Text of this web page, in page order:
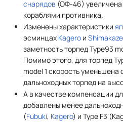
снарядов (ОФ-46) увеличена
кораблями противника.
Изменены характеристики
эсминцах Kagero иShimakaze
заметность торпед Type93
Помимо этого, для торпед
model 1 скорость уменьшена
дальноходных торпед на
А в качестве компенсации
добавлены менее
(Fubuki, Kagero) и Type F3